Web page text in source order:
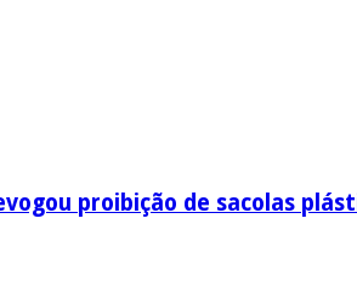
proibição de sacolas